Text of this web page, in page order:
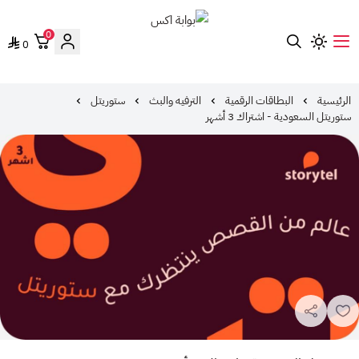
0
0
الرئيسية البطاقات الرقمية الترفيه والبث
ستوريتل
ستوريتل السعودية - اشتراك 3 أشهر